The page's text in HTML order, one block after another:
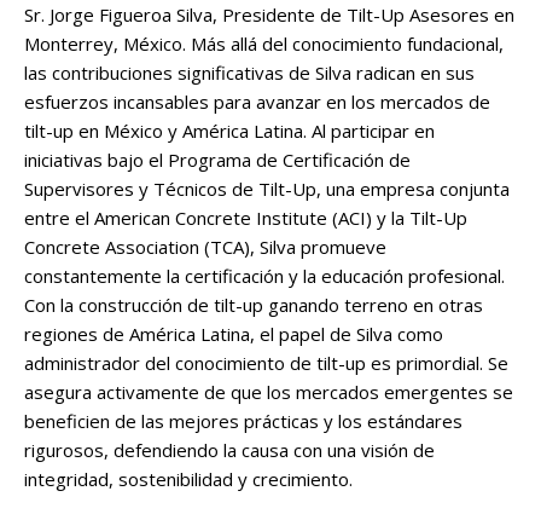
Sr. Jorge Figueroa Silva, Presidente de Tilt-Up Asesores en
Monterrey, México. Más allá del conocimiento fundacional,
las contribuciones significativas de Silva radican en sus
esfuerzos incansables para avanzar en los mercados de
tilt-up en México y América Latina. Al participar en
iniciativas bajo el Programa de Certificación de
Supervisores y Técnicos de Tilt-Up, una empresa conjunta
entre el American Concrete Institute (ACI) y la Tilt-Up
Concrete Association (TCA), Silva promueve
constantemente la certificación y la educación profesional.
Con la construcción de tilt-up ganando terreno en otras
regiones de América Latina, el papel de Silva como
administrador del conocimiento de tilt-up es primordial. Se
asegura activamente de que los mercados emergentes se
beneficien de las mejores prácticas y los estándares
rigurosos, defendiendo la causa con una visión de
integridad, sostenibilidad y crecimiento.